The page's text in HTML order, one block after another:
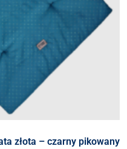
złota – czarny pikowany